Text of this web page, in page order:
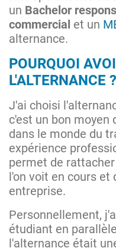
un Bachelor
commercial et un
alternance.
POURQUOI
L'ALTERNANCE ?
J'ai choisi
c'est un bon moyen
dans le monde du
expérience
permet de
l'on voit en cours et
entreprise.
Personnellement,
étudiant en
l'alternance était